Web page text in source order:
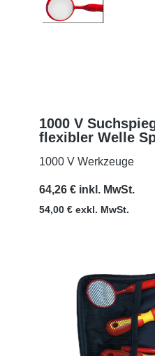
1000 V
flexibler Welle
1000 V Werkzeuge
64,26 € inkl. MwSt.
54,00 € exkl. MwSt.